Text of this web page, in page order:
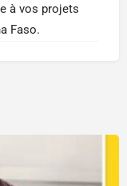
à vos projets
Faso.